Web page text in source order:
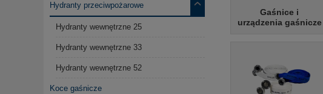
Hydranty przeciwpożarowe
Hydranty wewnętrzne 25
Hydranty wewnętrzne 33
Hydranty wewnętrzne 52
Koce gaśnicze
Gaśnice i
urządzenia gaśnicze